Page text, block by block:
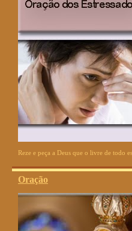
Reze e peça a Deus que o livre de todo
Oração